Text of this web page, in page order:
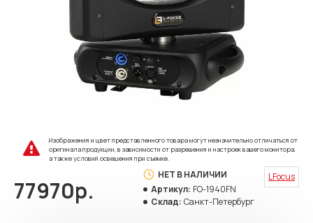
Изображения и цвет представленного товара могут незначительно отличаться от
оригинала продукции, в зависимости от разрешения и настроек вашего монитора,
а также условий освещения при съемке.
77970р.
НЕТ В НАЛИЧИИ
Артикул: FO-1940FN
Склад: Санкт-Петербург
LFocus